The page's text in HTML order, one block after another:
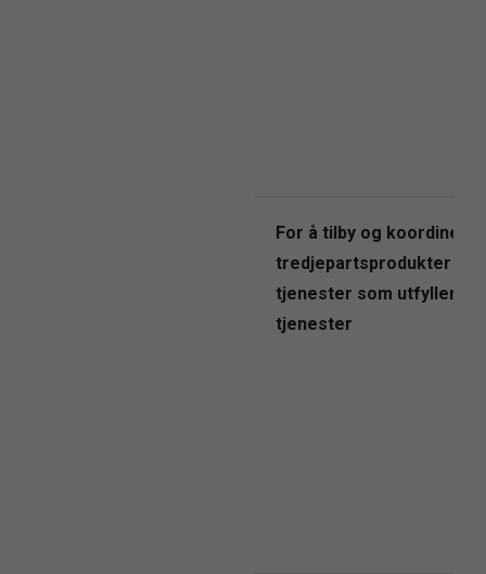
For å tilby og koordinere
tredjepartsprodukter
tjenester som utfyller
tjenester